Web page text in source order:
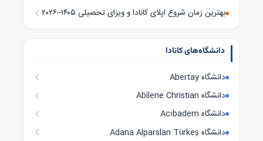
بهترین زمان شروع اپلای کانادا و ویزای تحصیلی ۱۴۰۵–۲۰۲۶
دانشگاه‌های کانادا
دانشگاه Abertay
دانشگاه Abilene Christian
دانشگاه Acıbadem
دانشگاه Adana Alparslan Türkeş